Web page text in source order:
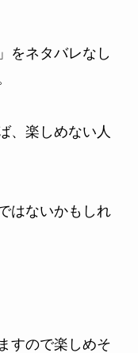
をネタバレなし
、楽しめない人
はないかもしれ
すので楽しめそ